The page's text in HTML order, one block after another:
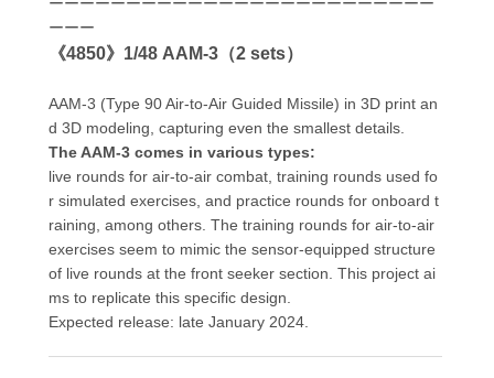
ーーー
《4850》1/48 AAM-3（2 sets）
AAM-3 (Type 90 Air-to-Air Guided Missile) in 3D print an
d 3D modeling, capturing even the smallest details.
The AAM-3 comes in various types:
live rounds for air-to-air combat, training rounds used fo
r simulated exercises, and practice rounds for onboard t
raining, among others. The training rounds for air-to-air
exercises seem to mimic the sensor-equipped structure
of live rounds at the front seeker section. This project ai
ms to replicate this specific design.
Expected release: late January 2024.